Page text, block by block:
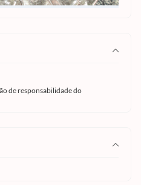
de responsabilidade do